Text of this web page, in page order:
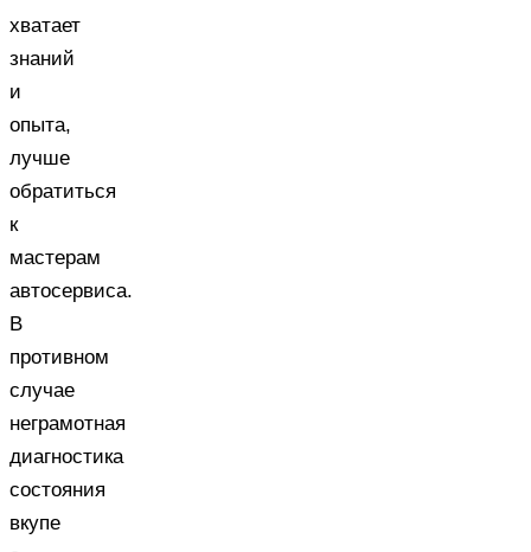
хватает
знаний
и
опыта,
лучше
обратиться
к
мастерам
автосервиса.
В
противном
случае
неграмотная
диагностика
состояния
вкупе